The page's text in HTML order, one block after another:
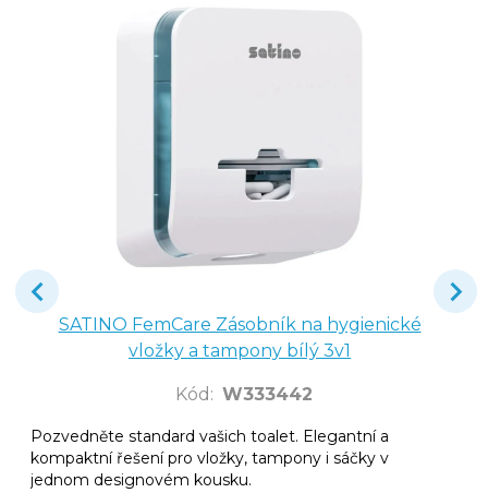
SATINO FemCare Zásobník na hygienické
vložky a tampony bílý 3v1
Kód : W333442
Pozvedněte standard vašich toalet. Elegantní a
kompaktní řešení pro vložky, tampony i sáčky v
jednom designovém kousku.